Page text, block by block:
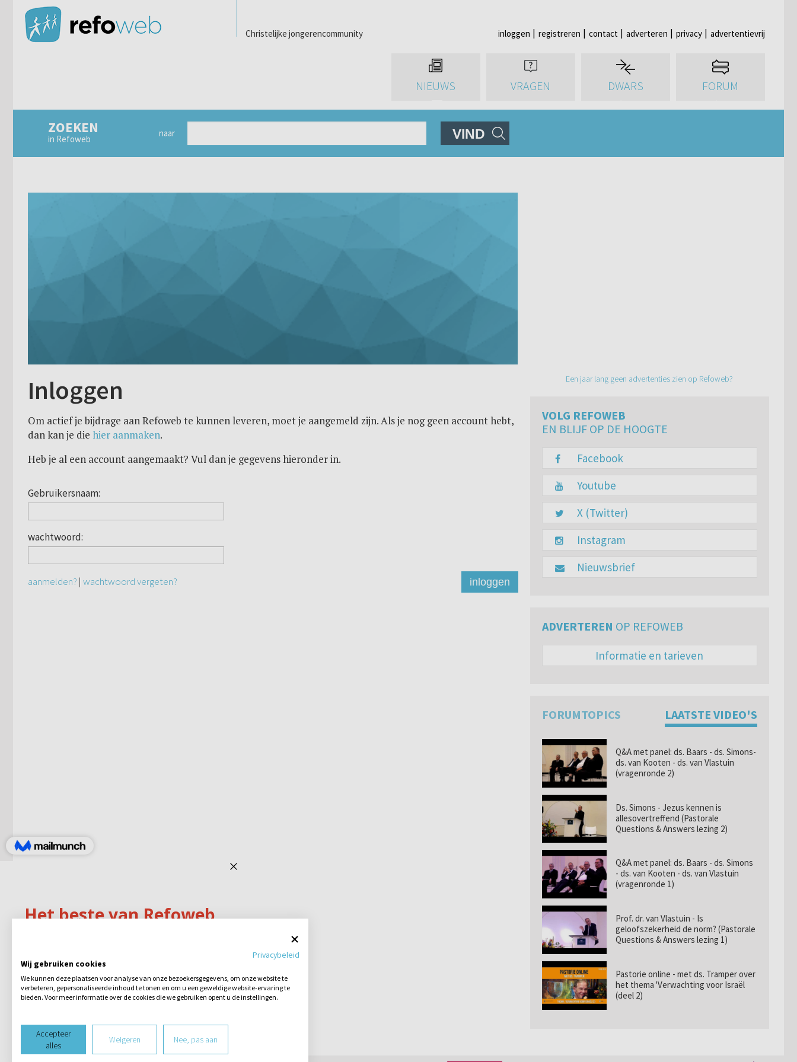
Christelijke jongerencommunity inloggen registreren contact adverteren privacy advertentievrij
NIEUWS VRAGEN DWARS FORUM
ZOEKEN
in Refoweb
naar VIND
Inloggen
Om actief je bijdrage aan Refoweb te kunnen leveren, moet je aangemeld zijn. Als je nog geen account hebt,
dan kan je die hier aanmaken.
Heb je al een account aangemaakt? Vul dan je gegevens hieronder in.
Gebruikersnaam:
wachtwoord:
aanmelden? | wachtwoord vergeten? inloggen
Een jaar lang geen advertenties zien op Refoweb?
VOLG REFOWEB
EN BLIJF OP DE HOOGTE
Facebook
Youtube
X (Twitter)
Instagram
Nieuwsbrief
ADVERTEREN OP REFOWEB
Informatie en tarieven
FORUMTOPICS LAATSTE VIDEO'S
Q&A met panel: ds. Baars - ds. Simons-
ds. van Kooten - ds. van Vlastuin
(vragenronde 2)
Ds. Simons - Jezus kennen is
allesovertreffend (Pastorale
Questions & Answers lezing 2)
Q&A met panel: ds. Baars - ds. Simons
- ds. van Kooten - ds. van Vlastuin
(vragenronde 1)
Prof. dr. van Vlastuin - Is
geloofszekerheid de norm? (Pastorale
Questions & Answers lezing 1)
Pastorie online - met ds. Tramper over
het thema 'Verwachting voor Israël
(deel 2)
Privacybeleid
Wij gebruiken cookies
We kunnen deze plaatsen voor analyse van onze bezoekersgegevens, om onze website te
verbeteren, gepersonaliseerde inhoud te tonen en om u een geweldige website-ervaring te
bieden. Voor meer informatie over de cookies die we gebruiken opent u de instellingen.
Accepteer
alles
Weigeren Nee, pas aan